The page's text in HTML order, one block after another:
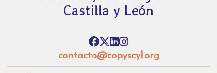
Castilla y León
contacto@copyscyl.org